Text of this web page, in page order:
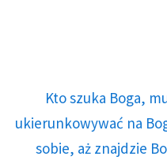
Kto szuka Boga,
ukierunkowywać na
sobie, aż znajdzie